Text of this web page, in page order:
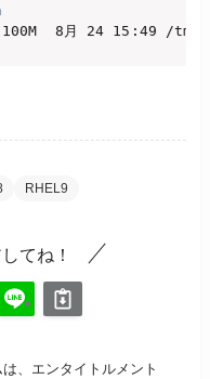
8月 24 15:49 /tmp/
RHEL9
てね！
、エンタイトルメント